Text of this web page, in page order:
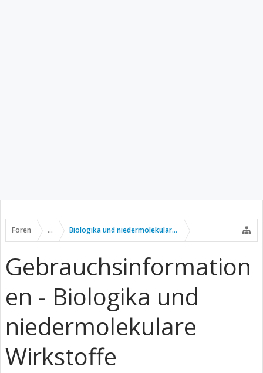
Foren ... Biologika und niedermolekulare Wirkstoffe
Gebrauchsinformation
en - Biologika und
niedermolekulare
Wirkstoffe